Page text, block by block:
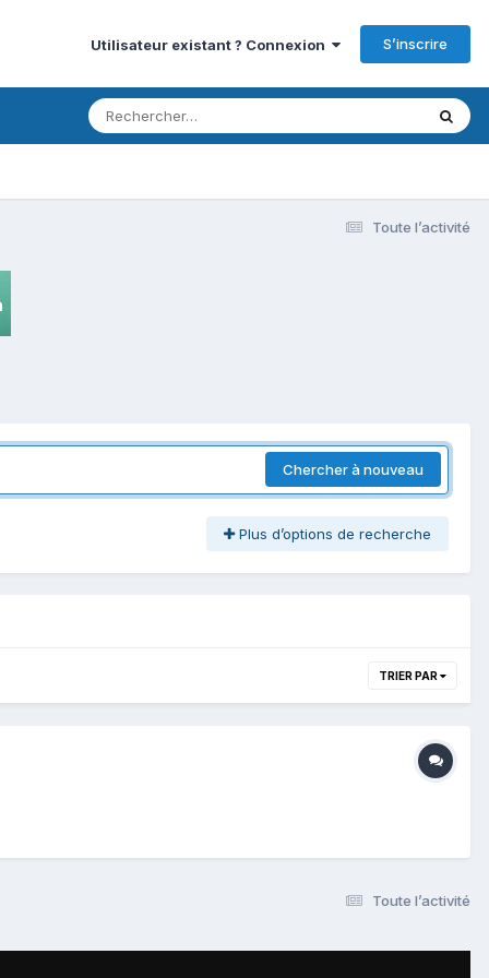
Utilisateur existant ? Connexion S’inscrire
Toute l’activité
Chercher à nouveau
Plus d’options de recherche
TRIER PAR
Toute l’activité